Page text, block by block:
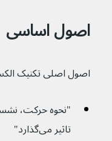
اصول اساسی
اصول اصلی تکنیک
"نحوه حرکت،
تاثیر می‌گذارد"